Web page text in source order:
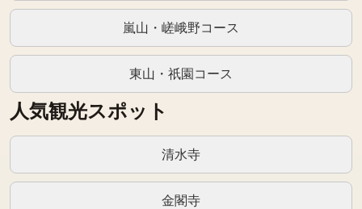
嵐山・嵯峨野コース
東山・祇園コース
人気観光スポット
清水寺
金閣寺